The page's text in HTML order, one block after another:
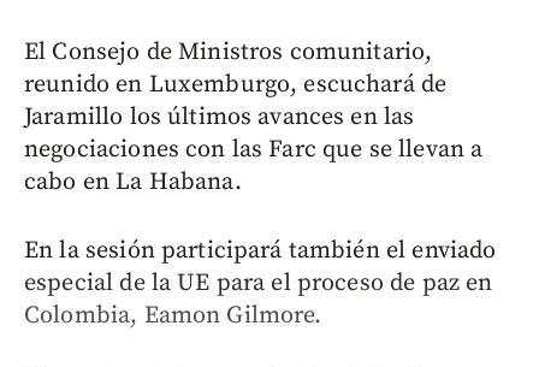
El Consejo de Ministros comunitario,
reunido en Luxemburgo, escuchará de
Jaramillo los últimos avances en las
negociaciones con las Farc que se llevan a
cabo en La Habana.
En la sesión participará también el enviado
especial de la UE para el proceso de paz en
Colombia, Eamon Gilmore.